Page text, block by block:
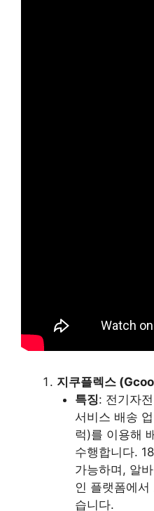
지쿠플렉스
특징: 전기자
서비스 배송
럭)를 이용해
수행합니다.
가능하며, 알
인 플랫폼에
습니다.